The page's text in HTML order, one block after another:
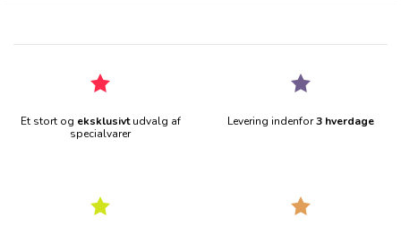
Et stort og eksklusivtudvalg af
specialvarer
Levering indenfor3 hverdage